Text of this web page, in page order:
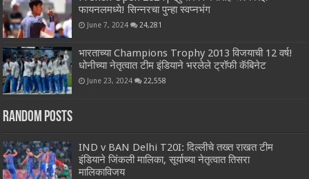
फायनलमध्ये! सिन्नरचा पुन्हा स्वप्नभंग
June 7, 2024 24,281
भारताच्या Champions Trophy 2013 विजयाची 12 वर्ष!
धोनीच्या नेतृत्वात टीम इंडियाने भरलेले ट्रॉफी कॅबिनेट
June 23, 2024 22,558
Random Posts
IND v BAN Delhi T20I: दिल्लीचे तख्त राखत टीम
इंडियाने जिंकली मालिका, सूर्याच्या नेतृत्वात तिसरा
मालिकाविजय